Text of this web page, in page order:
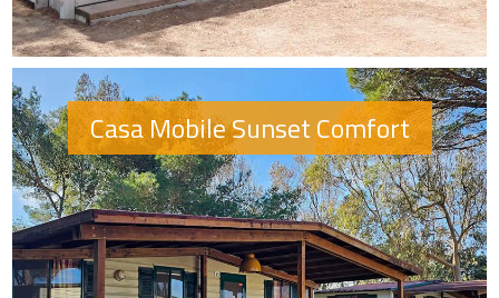
Casa Mobile Sunset Comfort